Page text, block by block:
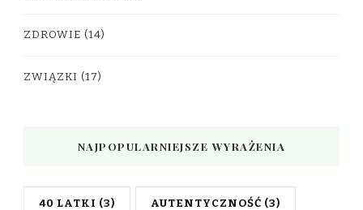
ZDROWIE (14)
ZWIĄZKI (17)
NAJPOPULARNIEJSZE WYRAŻENIA
40 LATKI (3) AUTENTYCZNOŚĆ (3)